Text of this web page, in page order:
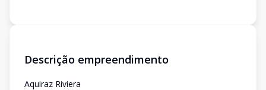
Descrição empreendimento
Aquiraz Riviera